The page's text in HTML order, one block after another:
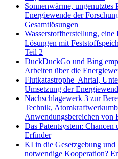
Sonnenwärme, ungenutztes
Energiewende der
Gesamtlösungen
Wasserstoffherstellung,
Lösungen mit
Teil 2
DuckDuckGo und Bing
Arbeiten über die
Flutkatastrophe Ahrtal,
Umsetzung der
Nachschlagewerk 3 zur
Technik,
Anwendungsbereichen von
Das Patentsystem:
Erfinder
KI in die Gesetzgebung
notwendige Kooperation?